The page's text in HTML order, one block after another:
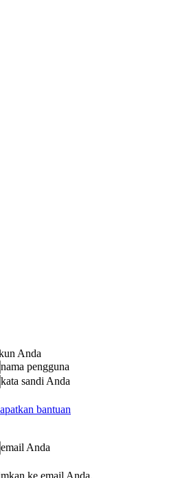
Anda
nama pengguna
kata sandi Anda
bantuan
email Anda
ke email Anda.